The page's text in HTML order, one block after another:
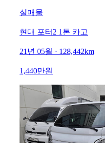
실매물
현대 포터2 1톤 카고
21년 05월 · 128,442km
1,440만원